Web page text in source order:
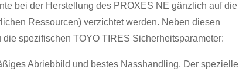
bei der Herstellung des PROXES NE gänzlich auf die
Ressourcen) verzichtet werden. Neben diesen
spezifischen TOYO TIRES Sicherheitsparameter:
Abriebbild und bestes Nasshandling. Der spezielle